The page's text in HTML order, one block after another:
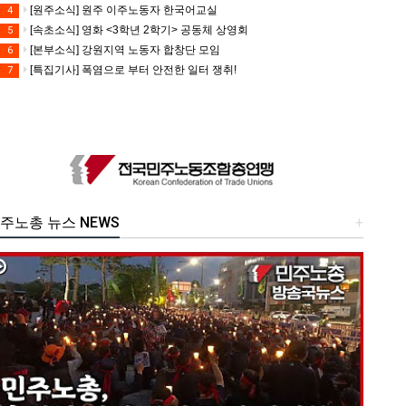
4 [원주소식] 원주 이주노동자 한국어교실
5 [속초소식] 영화 <3학년 2학기> 공동체 상영회
6 [본부소식] 강원지역 노동자 합창단 모임
7 [특집기사] 폭염으로 부터 안전한 일터 쟁취!
+
노총 뉴스 NEWS